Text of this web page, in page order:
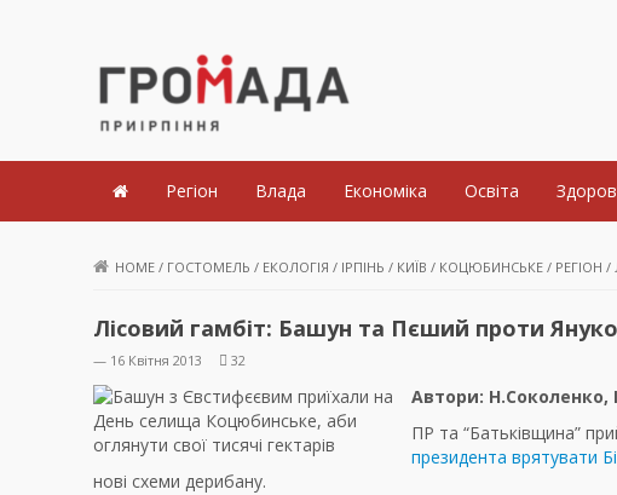
Громада Приірпіння
Регіон Влада Економіка Освіта
HOME / ГОСТОМЕЛЬ / ЕКОЛОГІЯ / ІРПІНЬ / КИЇВ / КОЦЮБИНСЬКЕ / РЕГІОН /
Лісовий гамбіт: Башун та Пєший проти
— 16 Квітня 2013 32
Автори:
ПР та “Батьківщина”
президента врятувати
нові схеми дерибану.